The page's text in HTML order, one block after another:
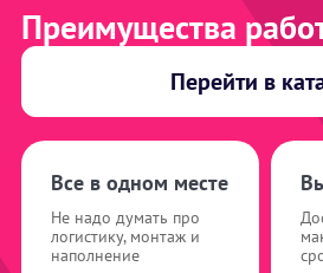
Преимущества
Перейти в
Все в одном месте
Не надо думать про
логистику, монтаж и
наполнение